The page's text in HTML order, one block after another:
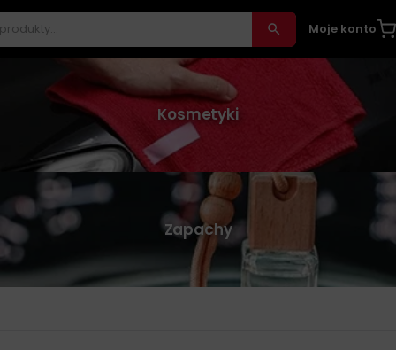
Moje konto
Kosmetyki
Zapachy